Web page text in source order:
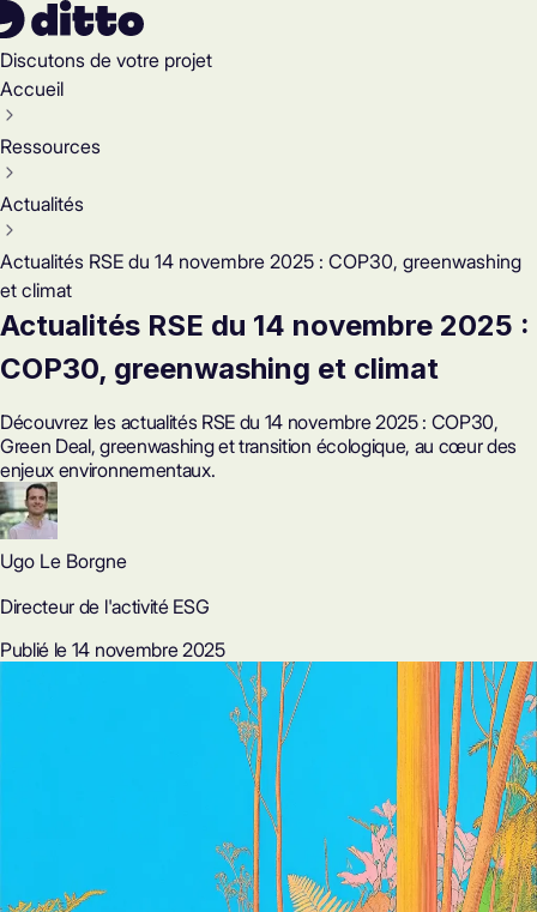
Discutons de votre projet
Accueil
Ressources
Actualités
Actualités RSE du 14 novembre 2025 : COP30, greenwashing
et climat
Actualités RSE du 14 novembre 2025 :
COP30, greenwashing et climat
Découvrez les actualités RSE du 14 novembre 2025 : COP30,
Green Deal, greenwashing et transition écologique, au cœur des
enjeux environnementaux.
Ugo Le Borgne
Directeur de l'activité ESG
Publié le 14 novembre 2025